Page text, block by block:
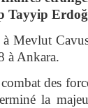
Tayyip
Mevlut
à Ankara.
des
la